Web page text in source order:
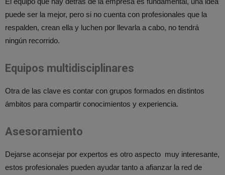
puede ser la mejor, pero si no cuenta con profesionales que la
respalden, crean ella y luchen por llevarla a cabo, no tendrá
ningún recorrido.
Equipos multidisciplinares
Otra de las clave es contar con grupos formados en distintos
ámbitos para compartir conocimientos y experiencia.
Asesoramiento
Dejarse aconsejar por expertos es otro aspecto muy interesante,
estos profesionales pueden ayudar tanto a afianzar la red de